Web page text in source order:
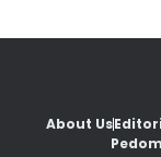
About Us